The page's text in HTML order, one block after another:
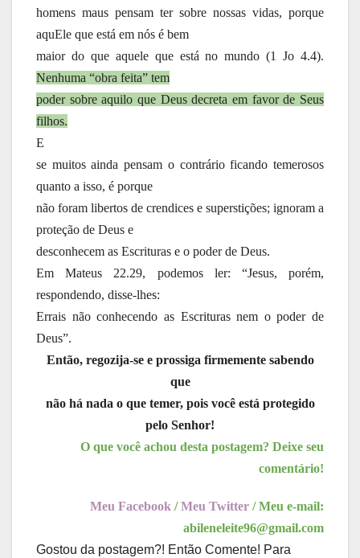
homens maus pensam ter sobre nossas vidas, porque
aquEle que está em nós é bem
maior do que aquele que está no mundo (1 Jo 4.4).
Nenhuma “obra feita” tem
poder sobre aquilo que Deus decreta em favor de Seus
filhos.
E
se muitos ainda pensam o contrário ficando temerosos
quanto a isso, é porque
não foram libertos de crendices e superstições; ignoram a
proteção de Deus e
desconhecem as Escrituras e o poder de Deus.
Em Mateus 22.29, podemos ler: “Jesus, porém,
respondendo, disse-lhes:
Errais não conhecendo as Escrituras nem o poder de
Deus”.
Então, regozija-se e prossiga firmemente sabendo
que
não há nada o que temer, pois você está protegido
pelo Senhor!
O que você achou desta postagem? Deixe seu
comentário!
Meu Facebook /Meu Twitter / Meu e-mail:
abileneleite96@gmail.com
Gostou da postagem?! Então Comente! Para